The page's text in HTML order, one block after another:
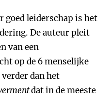
goed leiderschap is het
De auteur pleit
van een
op de 6 menselijke
dan het
dat in de meeste